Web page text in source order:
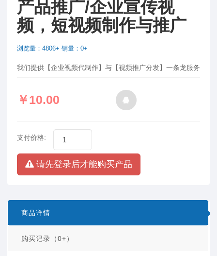
产品推广/企业宣传视
频，短视频制作与推广
浏览量：4806+ 销量：0+
我们提供【企业视频代制作】与【视频推广分发】一条龙服务
￥10.00
支付价格:
请先登录后才能购买产品
商品详情
购买记录（0+）